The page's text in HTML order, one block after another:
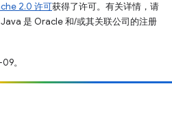
2.0 许可获得了许可。有关详情，请
是 Oracle 和/或其关联公司的注册
。